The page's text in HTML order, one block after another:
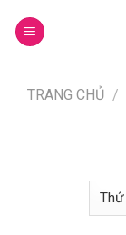
TRANG CHỦ /